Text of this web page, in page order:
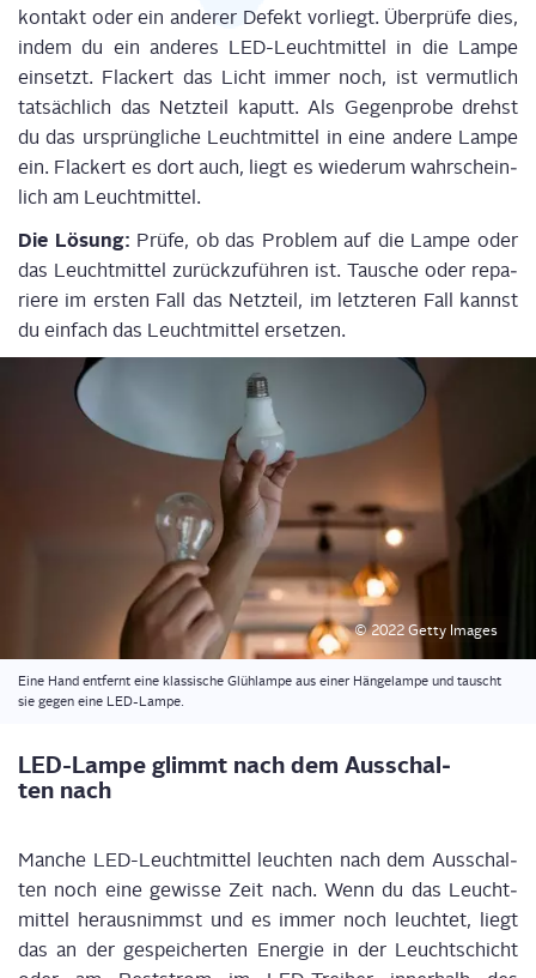
kon­takt oder ein ande­rer Defekt vor­liegt. Über­prü­fe dies,
indem du ein ande­res LED-Leucht­mit­tel in die Lam­pe
ein­setzt. Fla­ckert das Licht immer noch, ist ver­mut­lich
tat­säch­lich das Netz­teil kaputt. Als Gegen­pro­be drehst
du das ursprüng­li­che Leucht­mit­tel in eine ande­re Lam­pe
ein. Fla­ckert es dort auch, liegt es wie­der­um wahr­schein­
lich am Leuchtmittel.
Die Lösung: Prü­fe, ob das Pro­blem auf die Lam­pe oder
das Leucht­mit­tel zurück­zu­füh­ren ist. Tau­sche oder repa­
rie­re im ers­ten Fall das Netz­teil, im letz­te­ren Fall kannst
du ein­fach das Leucht­mit­tel erset­zen.
© 2022 Get­ty Images
Eine Hand ent­fernt eine klas­si­sche Glüh­lam­pe aus einer Hän­ge­lam­pe und tauscht
sie gegen eine LED-Lampe.
LED-Lam­pe glimmt nach dem Aus­schal­
ten nach
Man­che LED-Leucht­mit­tel leuch­ten nach dem Aus­schal­
ten noch eine gewis­se Zeit nach. Wenn du das Leucht­
mit­tel her­aus­nimmst und es immer noch leuch­tet, liegt
das an der gespei­cher­ten Ener­gie in der Leucht­schicht